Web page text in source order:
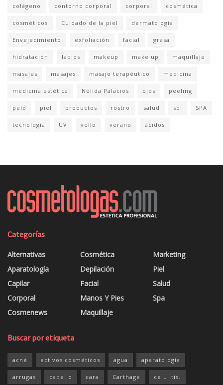
colágeno contorno corporal corporal cosmética
cosméticos Cuidado de la piel dermatología
Envejecimiento exfoliación facial grasa
hidratación labios makeup make up maquillaje
masajes masajes masaje terapéutico medicina
medicina estética Nélida Palacios ojos peeling
pelo piel productos rostro salud sol SPA
tecnología UV vello verano ácidos
Categorías
Alternativas
Aparatología
Capilar
Corporal
Cosmenews
Cosmética
Depilación
Facial
Manos Y Pies
Maquillaje
Marketing
Piel
Salud
Spa
Buscar por etiqueta
acné activos cosméticos agua aparatología
arrugas cabello cara Carthage celulitis.